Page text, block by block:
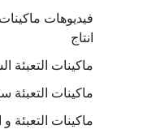
فيديوهات
انتاج
ماكينات
ماكينات
ماكينات التعبئة